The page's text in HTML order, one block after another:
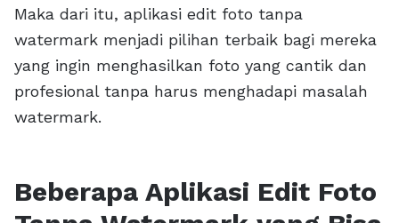
Maka dari itu, aplikasi edit foto tanpa
watermark menjadi pilihan terbaik bagi mereka
yang ingin menghasilkan foto yang cantik dan
profesional tanpa harus menghadapi masalah
watermark.
Beberapa Aplikasi Edit Foto